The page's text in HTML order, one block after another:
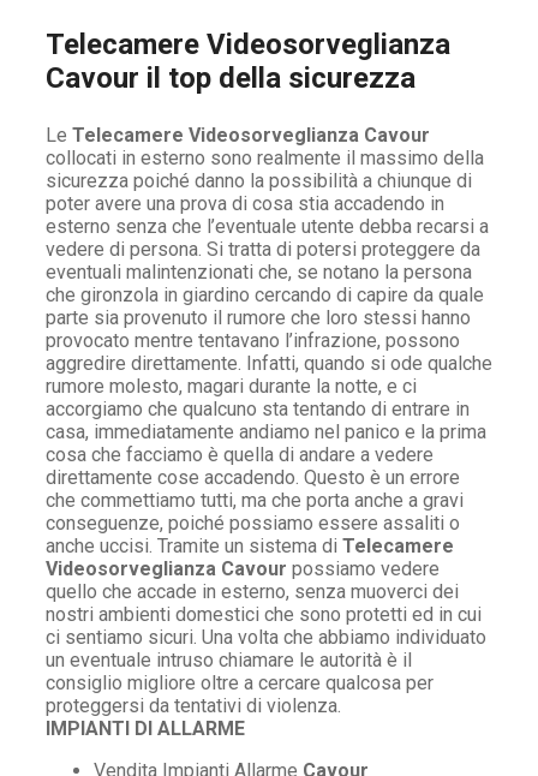
Telecamere Videosorveglianza
Cavour il top della sicurezza
Le Telecamere Videosorveglianza Cavour
collocati in esterno sono realmente il massimo della
sicurezza poiché danno la possibilità a chiunque di
poter avere una prova di cosa stia accadendo in
esterno senza che l’eventuale utente debba recarsi a
vedere di persona. Si tratta di potersi proteggere da
eventuali malintenzionati che, se notano la persona
che gironzola in giardino cercando di capire da quale
parte sia provenuto il rumore che loro stessi hanno
provocato mentre tentavano l’infrazione, possono
aggredire direttamente. Infatti, quando si ode qualche
rumore molesto, magari durante la notte, e ci
accorgiamo che qualcuno sta tentando di entrare in
casa, immediatamente andiamo nel panico e la prima
cosa che facciamo è quella di andare a vedere
direttamente cose accadendo. Questo è un errore
che commettiamo tutti, ma che porta anche a gravi
conseguenze, poiché possiamo essere assaliti o
anche uccisi. Tramite un sistema di Telecamere
Videosorveglianza Cavour possiamo vedere
quello che accade in esterno, senza muoverci dei
nostri ambienti domestici che sono protetti ed in cui
ci sentiamo sicuri. Una volta che abbiamo individuato
un eventuale intruso chiamare le autorità è il
consiglio migliore oltre a cercare qualcosa per
proteggersi da tentativi di violenza.
IMPIANTI DI ALLARME
Vendita Impianti Allarme Cavour